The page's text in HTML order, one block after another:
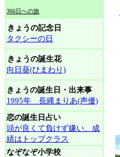
366日への旅
きょうの記念日
タクシーの日
きょうの誕生花
向日葵(ひまわり)
きょうの誕生日・出来事
1995年 長縄まりあ(声優)
恋の誕生日占い
頭が良くて負けず嫌い、成
績はトップクラス
なぞなぞ小学校